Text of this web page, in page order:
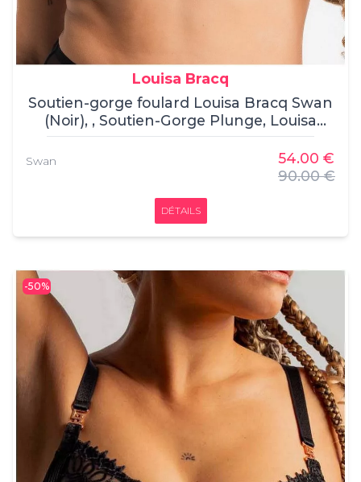
Louisa Bracq
Soutien-gorge foulard Louisa Bracq Swan
(Noir), , Soutien-Gorge Plunge, Louisa
Bracq, , 64% Polyamide, 17% Polyester,
Swan
54.00 €
90.00 €
DÉTAILS
-50%